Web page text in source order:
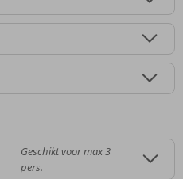
Geschikt voor max 3
pers.